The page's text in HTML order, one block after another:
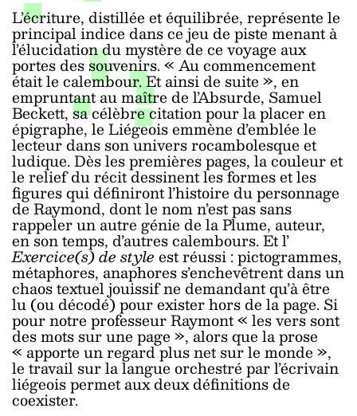
L’écriture, distillée et équilibrée, représente le
principal indice dans ce jeu de piste menant à
l’élucidation du mystère de ce voyage aux
portes des souvenirs. « Au commencement
était le calembour. Et ainsi de suite », en
empruntant au maître de l’Absurde, Samuel
Beckett, sa célèbre citation pour la placer en
épigraphe, le Liégeois emmène d’emblée le
lecteur dans son univers rocambolesque et
ludique. Dès les premières pages, la couleur et
le relief du récit dessinent les formes et les
figures qui définiront l’histoire du personnage
de Raymond, dont le nom n’est pas sans
rappeler un autre génie de la Plume, auteur,
en son temps, d’autres calembours. Et l’
Exercice(s) de styleest réussi : pictogrammes,
métaphores, anaphores s’enchevêtrent dans un
chaos textuel jouissif ne demandant qu’à être
lu (ou décodé) pour exister hors de la page. Si
pour notre professeur Raymont « les vers sont
des mots sur une page », alors que la prose
« apporte un regard plus net sur le monde »,
le travail sur la langue orchestré par l’écrivain
liégeois permet aux deux définitions de
coexister.